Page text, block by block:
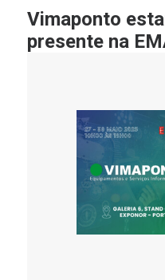
Vimaponto
presente na